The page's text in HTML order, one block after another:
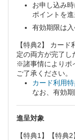
お申し込み
ポイントを進
有効期限は
【特典2】 カー
定の両方が完了し
※諸事情によりポ
ご了承ください。
カード利用
なお、有効
進呈対象
【特典1】【特典2